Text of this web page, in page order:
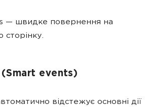
— швидке повернення на
(Smart events)
відстежує основні дії